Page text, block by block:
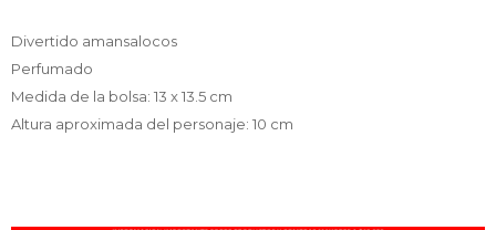
Divertido amansalocos
Perfumado
Medida de la bolsa: 13 x 13.5 cm
Altura aproximada del personaje: 10 cm